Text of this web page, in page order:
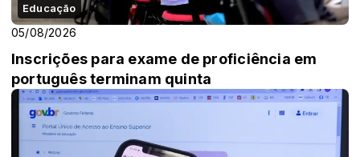
Educação
05/08/2026
Inscrições para exame de proficiência em
português terminam quinta